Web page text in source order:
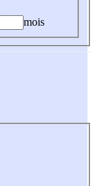
mois